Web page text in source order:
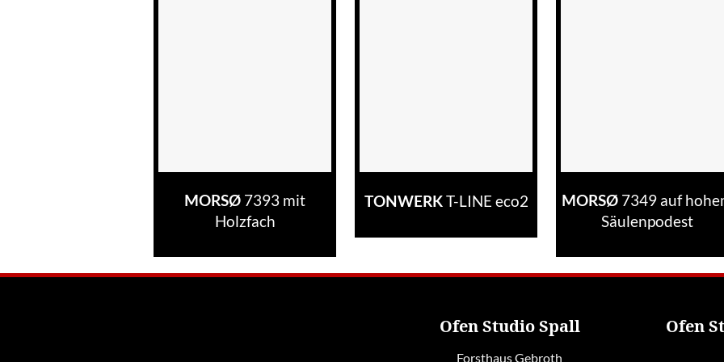
MORSØ 7393 mit
Holzfach
TONWERKT-LINE eco2 MORSØ 7349 auf
Säulenpodest
Ofen Studio Spall
Forsthaus Gebroth
Ofen